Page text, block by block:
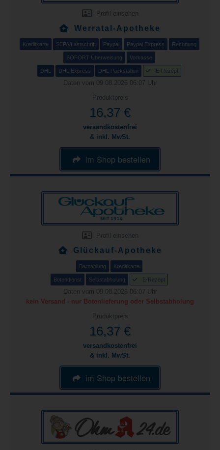
Profil einsehen
Werratal-Apotheke
Kreditkarte SEPA/Lastschrift Paypal Paypal Express Rechnung
SOFORT Überweisung Vorkasse
DHL DHL Express DHL Packstation E-Rezept
Daten vom 09.08.2026 06:07 Uhr
Produktpreis
16,37 €
versandkostenfrei
& inkl. MwSt.
im Shop bestellen
Profil einsehen
Glückauf-Apotheke
Barzahlung Kreditkarte
Botendienst Selbstabholung E-Rezept
Daten vom 09.08.2026 06:07 Uhr
kein Versand - nur Botenlieferung oder Selbstabholung
Produktpreis
16,37 €
versandkostenfrei
& inkl. MwSt.
im Shop bestellen